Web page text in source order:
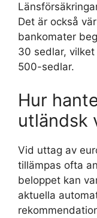
Det är också
bankomater
30 sedlar,
500-sedlar.
Hur
utländsk
Vid uttag av
tillämpas ofta
beloppet kan
aktuella